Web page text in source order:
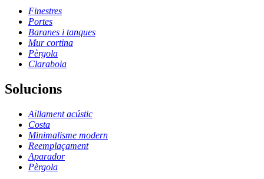
Finestres
Portes
Baranes i tanques
Mur cortina
Pèrgola
Claraboia
Solucions
Aïllament acústic
Costa
Minimalisme modern
Reemplaçament
Aparador
Pèrgola